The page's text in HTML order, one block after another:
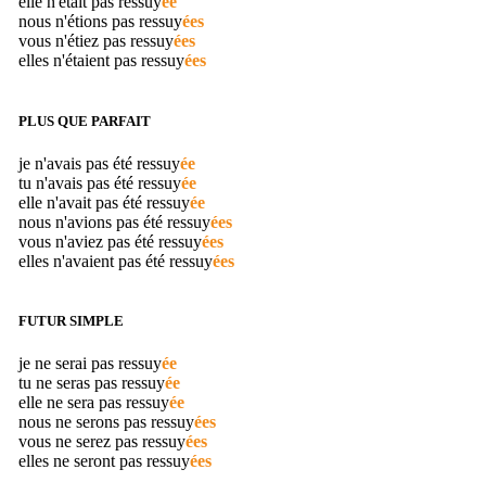
nous n'étions pas ressuyées
vous n'étiez pas ressuyées
elles n'étaient pas ressuyées
PLUS QUE PARFAIT
je n'avais pas été ressuyée
tu n'avais pas été ressuyée
elle n'avait pas été ressuyée
nous n'avions pas été ressuyées
vous n'aviez pas été ressuyées
elles n'avaient pas été ressuyées
FUTUR SIMPLE
je ne serai pas ressuyée
tu ne seras pas ressuyée
elle ne sera pas ressuyée
nous ne serons pas ressuyées
vous ne serez pas ressuyées
elles ne seront pas ressuyées